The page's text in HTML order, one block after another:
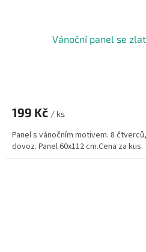
Vánoční panel se
199 Kč / ks
Panel s vánočním motivem. 8
dovoz. Panel 60x112 cm.Cena za kus.